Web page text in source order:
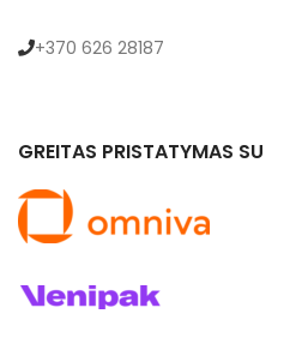
+370 626 28187
GREITAS PRISTATYMAS SU